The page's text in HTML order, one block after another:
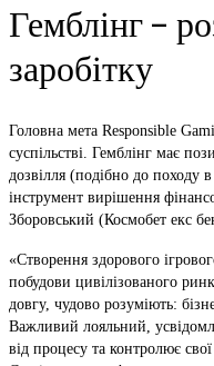
Гемблінг –
заробітку
Головна мета Responsible
суспільстві. Гемблінг має
дозвілля (подібно до походу
інструмент вирішення
Зборовський (Космобет екс
«Створення здорового
побудови цивілізованого
довгу, чудово розуміють:
Важливий лояльний,
від процесу та контролює